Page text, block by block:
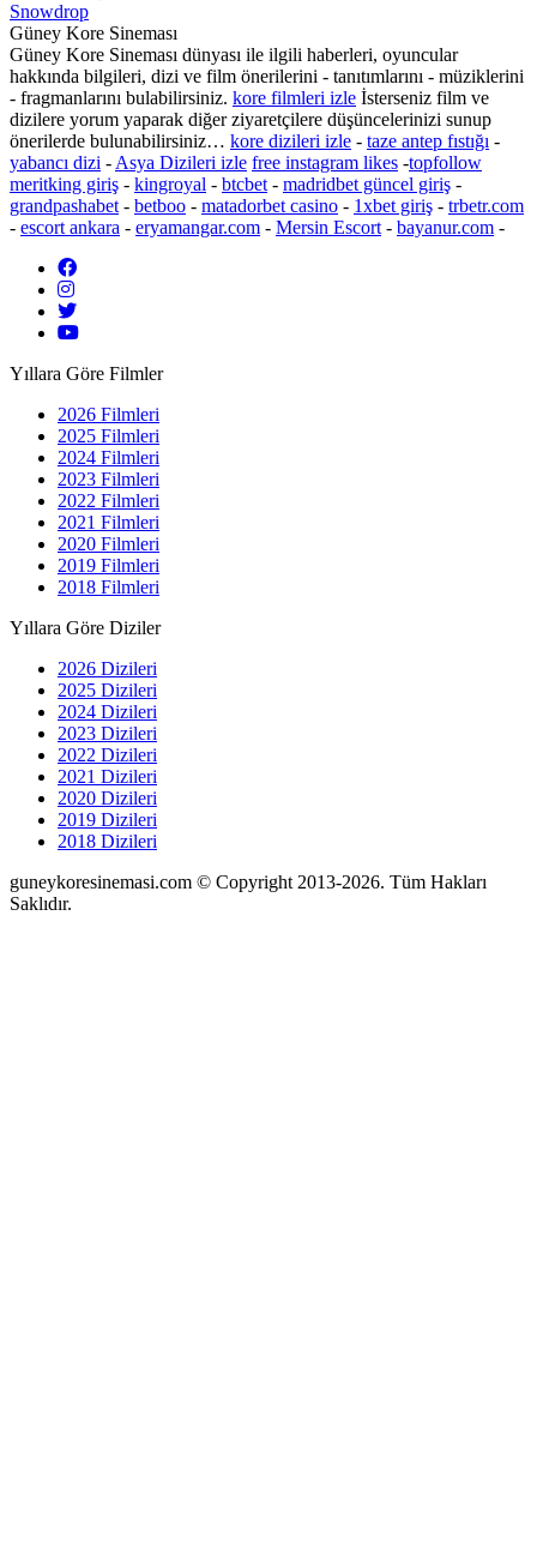
Snowdrop
Güney Kore Sineması
Güney Kore Sineması dünyası ile ilgili haberleri, oyuncular
hakkında bilgileri, dizi ve film önerilerini - tanıtımlarını - müziklerini
- fragmanlarını bulabilirsiniz. kore filmleri izle İsterseniz film ve
dizilere yorum yaparak diğer ziyaretçilere düşüncelerinizi sunup
önerilerde bulunabilirsiniz… kore dizileri izle - taze antep fıstığı -
yabancı dizi -Asya Dizileri izle free instagram likes -topfollow
meritking giriş - kingroyal - btcbet- madridbet güncel giriş -
grandpashabet- betboo - matadorbet casino - 1xbet giriş - trbetr.com
- escort ankara - eryamangar.com - Mersin Escort- bayanur.com -
Yıllara Göre Filmler
2026 Filmleri
2025 Filmleri
2024 Filmleri
2023 Filmleri
2022 Filmleri
2021 Filmleri
2020 Filmleri
2019 Filmleri
2018 Filmleri
Yıllara Göre Diziler
2026 Dizileri
2025 Dizileri
2024 Dizileri
2023 Dizileri
2022 Dizileri
2021 Dizileri
2020 Dizileri
2019 Dizileri
2018 Dizileri
guneykoresinemasi.com © Copyright 2013-2026. Tüm Hakları
Saklıdır.